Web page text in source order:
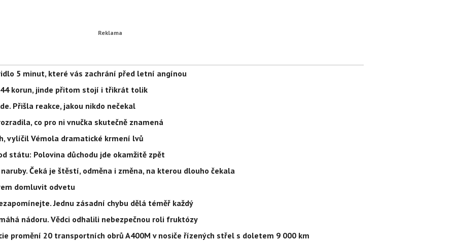
5 minut, které vás zachrání před letní angínou
korun, jinde přitom stojí i třikrát tolik
Přišla reakce, jakou nikdo nečekal
co pro ni vnučka skutečně znamená
vylíčil Vémola dramatické krmení lvů
státu: Polovina důchodu jde okamžitě zpět
Čeká je štěstí, odměna i změna, na kterou dlouho čekala
domluvit odvetu
Jednu zásadní chybu dělá téměř každý
nádoru. Vědci odhalili nebezpečnou roli fruktózy
promění 20 transportních obrů A400M v nosiče řízených střel s doletem 9 000 km